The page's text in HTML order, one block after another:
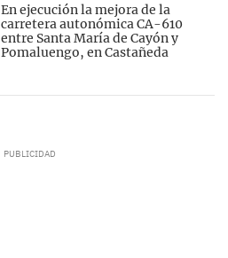
En ejecución la mejora de la
carretera autonómica CA-610
entre Santa María de Cayón y
Pomaluengo, en Castañeda